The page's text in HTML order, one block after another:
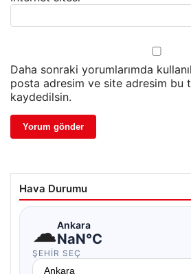
Daha sonraki yorumlarımda
posta adresim ve site adresim bu
kaydedilsin.
Hava Durumu
☁Ankara
NaN°C
ŞEHIR SEÇ